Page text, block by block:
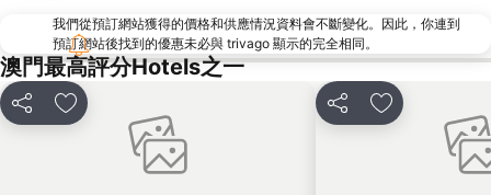
珠海景山公園
澳門國際機場
金蓮花廣場
Zhuhai xiangzhou coach station
Tai O
Chimelong International Ocean Tourist Resort
媽閣廟
Tung Chung Metro Station
我們從預訂網站獲得的價格和供應情況資料會不斷變化。因此，你連到
預訂網站後找到的優惠未必與 trivago 顯示的完全相同。
澳門最高評分Hotels之一
分享 放到收藏夾 分享 放到收藏夾